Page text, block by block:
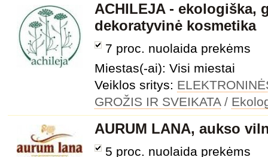
ACHILEJA - ekologiška,
dekoratyvinė kosmetika
7 proc. nuolaida prekėms
Miestas(-ai): Visi miestai
Veiklos sritys:
GROŽIS IR SVEIKATA/
AURUM LANA, aukso
5 proc. nuolaida prekėms